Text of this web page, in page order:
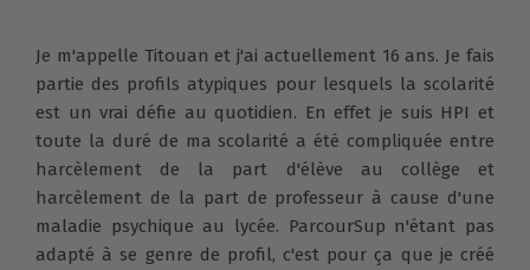
Je m'appelle Titouan et j'ai actuellement 16 ans. Je fais
partie des profils atypiques pour lesquels la scolarité
est un vrai défie au quotidien. En effet je suis HPI et
toute la duré de ma scolarité a été compliquée entre
harcèlement de la part d'élève au collège et
harcèlement de la part de professeur à cause d'une
maladie psychique au lycée. ParcourSup n'étant pas
adapté à se genre de profil, c'est pour ça que je créé